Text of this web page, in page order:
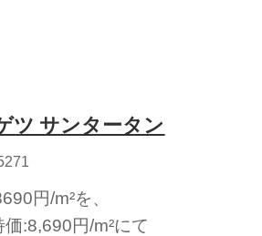
ツ サンタータン
円/m²を、
価:8,690円/m²にて